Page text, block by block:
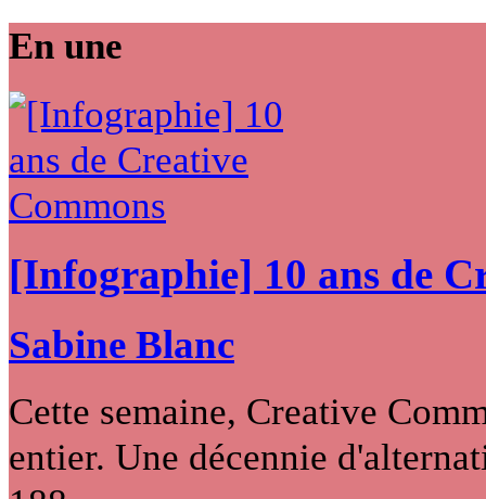
En une
[Infographie] 10 ans de
Sabine Blanc
Cette semaine, Creative
entier. Une décennie